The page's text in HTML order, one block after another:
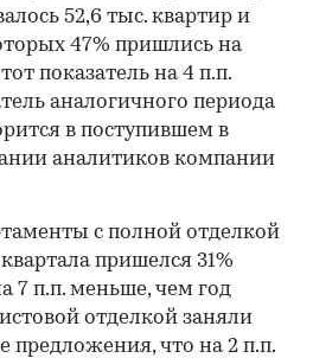
52,6 тыс. квартир и
47% пришлись на
показатель на 4 п.п.
аналогичного периода
в поступившем в
аналитиков компании
с полной отделкой
пришелся 31%
7 п.п. меньше, чем год
отделкой заняли
предложения, что на 2 п.п.